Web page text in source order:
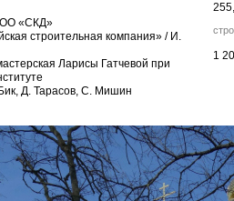
1
«СКД»
строительная компания» / И.
Ларисы Гатчевой при
Д. Тарасов, С. Мишин